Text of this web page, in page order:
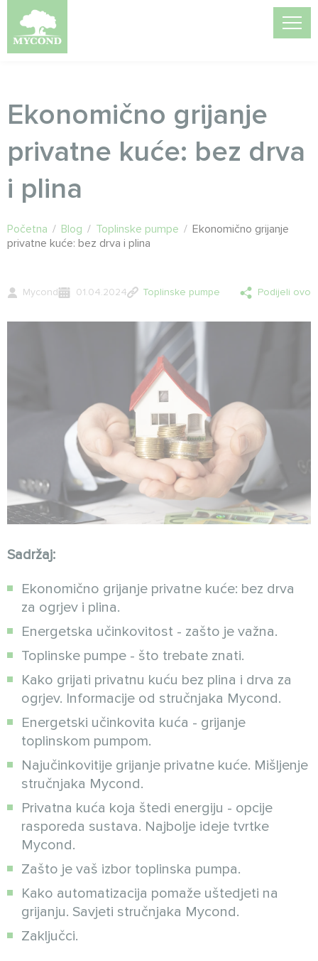
Ekonomično grijanje
privatne kuće: bez drva
i plina
Početna / Blog / Toplinske pumpe / Ekonomično grijanje
privatne kuće: bez drva i plina
Mycond 01.04.2024 Toplinske pumpe Podijeli ovo
Sadržaj:
Ekonomično grijanje privatne kuće: bez drva
za ogrjev i plina.
Energetska učinkovitost - zašto je važna.
Toplinske pumpe - što trebate znati.
Kako grijati privatnu kuću bez plina i drva za
ogrjev. Informacije od stručnjaka Mycond.
Energetski učinkovita kuća - grijanje
toplinskom pumpom.
Najučinkovitije grijanje privatne kuće. Mišljenje
stručnjaka Mycond.
Privatna kuća koja štedi energiju - opcije
rasporeda sustava. Najbolje ideje tvrtke
Mycond.
Zašto je vaš izbor toplinska pumpa.
Kako automatizacija pomaže uštedjeti na
grijanju. Savjeti stručnjaka Mycond.
Zaključci.